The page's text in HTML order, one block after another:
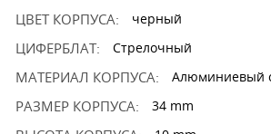
ЦВЕТ КОРПУСА: черный
ЦИФЕРБЛАТ: Стрелочный
МАТЕРИАЛ КОРПУСА: Алюминиевый
РАЗМЕР КОРПУСА: 34 mm